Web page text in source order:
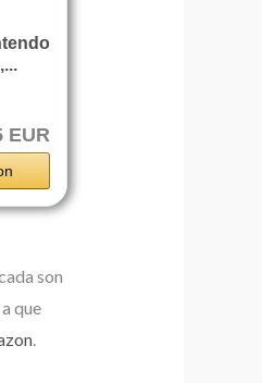
EUR
son
que
.